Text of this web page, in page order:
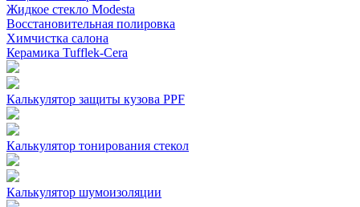
Жидкое стекло Modesta
Восстановительная полировка
Химчистка салона
Керамика Tufflek-Cera
Калькулятор защиты кузова PPF
Калькулятор тонирования стекол
Калькулятор шумоизоляции